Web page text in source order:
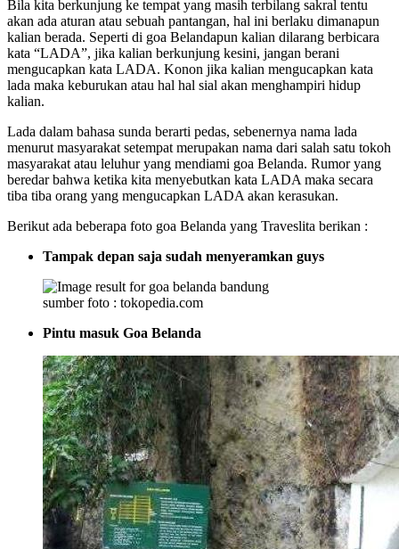
Bila kita berkunjung ke tempat yang masih terbilang sakral tentu
akan ada aturan atau sebuah pantangan, hal ini berlaku dimanapun
kalian berada. Seperti di goa Belandapun kalian dilarang berbicara
kata “LADA”, jika kalian berkunjung kesini, jangan berani
mengucapkan kata LADA. Konon jika kalian mengucapkan kata
lada maka keburukan atau hal hal sial akan menghampiri hidup
kalian.
Lada dalam bahasa sunda berarti pedas, sebenernya nama lada
menurut masyarakat setempat merupakan nama dari salah satu tokoh
masyarakat atau leluhur yang mendiami goa Belanda. Rumor yang
beredar bahwa ketika kita menyebutkan kata LADA maka secara
tiba tiba orang yang mengucapkan LADA akan kerasukan.
Berikut ada beberapa foto goa Belanda yang Traveslita berikan :
Tampak depan saja sudah menyeramkan guys
sumber foto : tokopedia.com
Pintu masuk Goa Belanda